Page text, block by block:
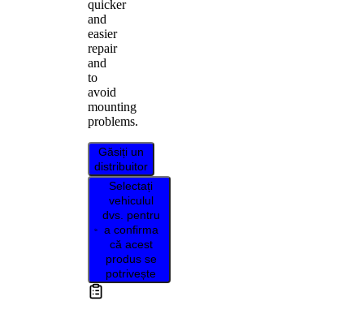
quicker
and
easier
repair
and
to
avoid
mounting
problems.
Găsiți un
distribuitor
Selectați
vehiculul
dvs. pentru
a confirma
că acest
produs se
potrivește